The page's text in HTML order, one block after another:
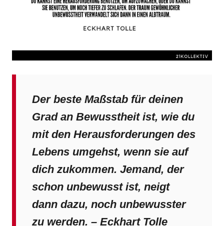
Der beste Maßstab für deinen
Grad an Bewusstheit ist, wie du
mit den Herausforderungen des
Lebens umgehst, wenn sie auf
dich zukommen. Jemand, der
schon unbewusst ist, neigt
dann dazu, noch unbewusster
zu werden. – Eckhart Tolle